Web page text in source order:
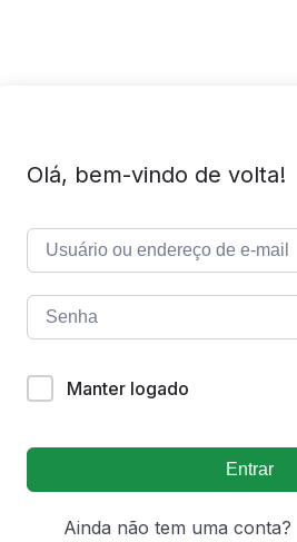
Olá, bem-vindo de volta!
Manter logado
Entrar
Ainda não tem uma conta?